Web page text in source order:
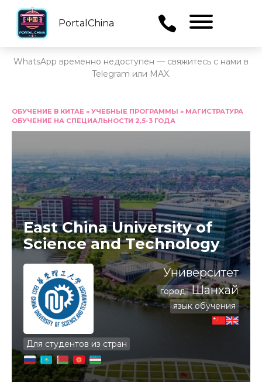
PortalChina
WhatsApp временно недоступен — свяжитесь с нами в
Telegram или MAX.
содержанию
ОБУЧЕНИЕ В КИТАЕ » УЧЕБНЫЕ ПРОГРАММЫ » МАГИСТРАТУРА
ОБУЧЕНИЕ НА СПЕЦИАЛЬНОСТИ 2,5-3 ГОДА
East China University of
Science and Technology
Для студентов из стран
Университет
город Шанхай
язык обучения